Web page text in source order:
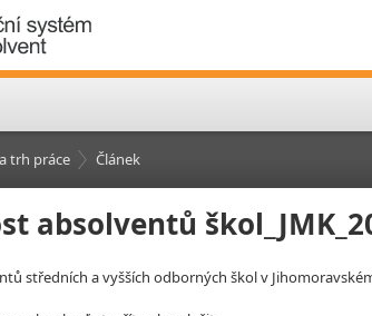
trh práce Článek
absolventů
středních a vyšších odborných škol v